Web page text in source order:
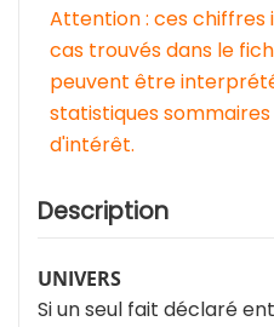
Attention : ces chiffres
cas trouvés dans le
peuvent être
statistiques
d'intérêt.
Description
UNIVERS
Si un seul fait déclaré